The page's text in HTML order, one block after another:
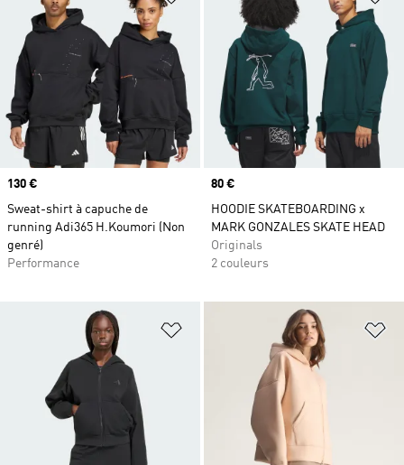
Prix
130 €
Sweat-shirt à capuche de
running Adi365 H.Koumori (Non
genré)
Performance
Prix
80 €
HOODIE SKATEBOARDING x
MARK GONZALES SKATE HEAD
Originals
2 couleurs
Ajouter à la Liste de produits